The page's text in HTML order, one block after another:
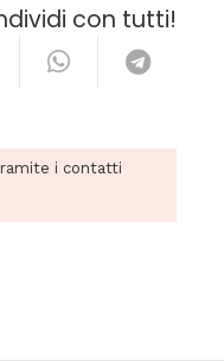
con tutti!
i contatti